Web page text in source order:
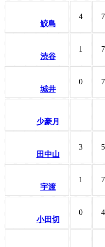
鮫島
4 7
渋谷
1 7
城井
0 7
少豪月
田中山
3 5
宇渡
1 7
小田切
0 4